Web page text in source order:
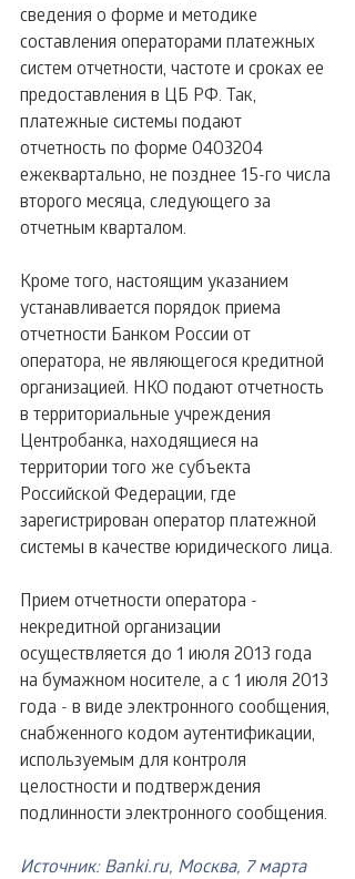
сведения о форме и методике
составления операторами платежных
систем отчетности, частоте и сроках ее
предоставления в ЦБ РФ. Так,
платежные системы подают
отчетность по форме 0403204
ежеквартально, не позднее 15-го числа
второго месяца, следующего за
отчетным кварталом.
Кроме того, настоящим указанием
устанавливается порядок приема
отчетности Банком России от
оператора, не являющегося кредитной
организацией. НКО подают отчетность
в территориальные учреждения
Центробанка, находящиеся на
территории того же субъекта
Российской Федерации, где
зарегистрирован оператор платежной
системы в качестве юридического лица.
Прием отчетности оператора -
некредитной организации
осуществляется до 1 июля 2013 года
на бумажном носителе, а с 1 июля 2013
года - в виде электронного сообщения,
снабженного кодом аутентификации,
используемым для контроля
целостности и подтверждения
подлинности электронного сообщения.
Источник: Banki.ru, Москва, 7 марта